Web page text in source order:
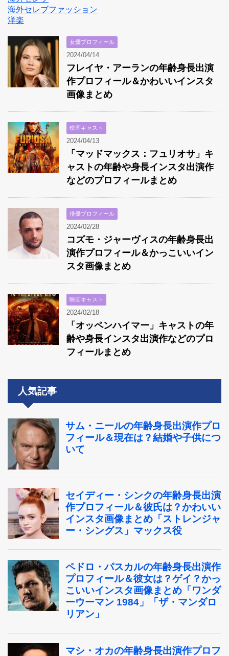
海外セレブファッション
洋楽
女優プロフィール
2024/04/14
フレイヤ・アーランの年齢身長出演
作プロフィール＆かわいいインスタ
画像まとめ
映画キャスト
2024/04/13
「マッドマックス：フュリオサ」キ
ャストの年齢や身長インスタ出演作
などのプロフィールまとめ
俳優プロフィール
2024/02/28
コズモ・ジャーヴィスの年齢身長出
演作プロフィール＆かっこいいイン
スタ画像まとめ
映画キャスト
2024/02/18
「オッペンハイマー」キャストの年
齢や身長インスタ出演作などのプロ
フィールまとめ
人気記事